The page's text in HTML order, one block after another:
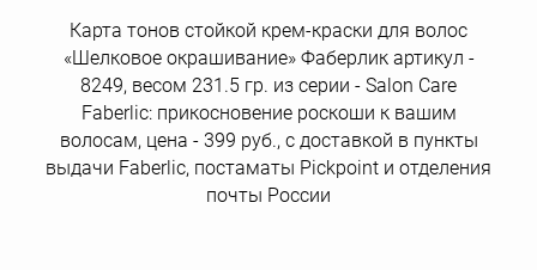
Карта тонов cтойкой крем-краски для волос
«Шелковое окрашивание» Фаберлик артикул -
8249, весом 231.5 гр. из серии - Salon Care
Faberlic: прикосновение роскоши к вашим
волосам, цена - 399 руб., с доставкой в пункты
выдачи Faberlic, постаматы Рickpoint и отделения
почты России